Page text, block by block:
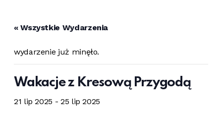
« Wszystkie Wydarzenia
wydarzenie już minęło.
Wakacje z Kresową Przygodą
21 lip 2025 - 25 lip 2025